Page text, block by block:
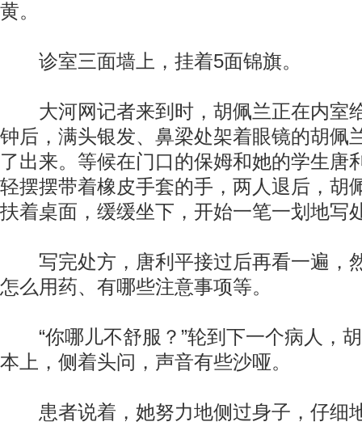
黄。
诊室三面墙上，挂着5面锦旗。
大河网记者来到时，胡佩兰正在内室
钟后，满头银发、鼻梁处架着眼镜的胡佩
了出来。等候在门口的保姆和她的学生唐
轻摆摆带着橡皮手套的手，两人退后，胡
扶着桌面，缓缓坐下，开始一笔一划地写
写完处方，唐利平接过后再看一遍，
怎么用药、有哪些注意事项等。
“你哪儿不舒服？”轮到下一个病人，
本上，侧着头问，声音有些沙哑。
患者说着，她努力地侧过身子，仔细